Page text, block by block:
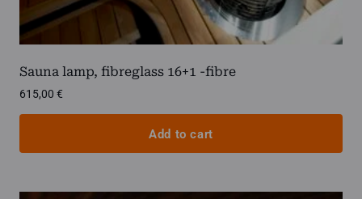
Sauna lamp, fibreglass 16+1 -fibre
615,00 €
Add to cart